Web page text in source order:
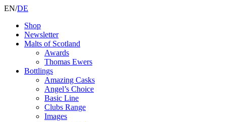
EN/DE
Shop
Newsletter
Malts of Scotland
Awards
Thomas Ewers
Bottlings
Amazing Casks
Angel’s Choice
Basic Line
Clubs Range
Images